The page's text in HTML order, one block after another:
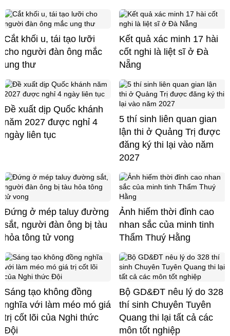
Cắt khối u, tái tạo lưỡi
cho người đàn ông mắc
ung thư
Kết quả xác minh 17 hài
cốt nghi là liệt sĩ ở Đà
Nẵng
Đề xuất dịp Quốc khánh
năm 2027 được nghỉ 4
ngày liên tục
5 thí sinh liên quan gian
lận thi ở Quảng Trị được
đăng ký thi lại vào năm
2027
Đứng ở mép taluy đường
sắt, người đàn ông bị tàu
hỏa tông tử vong
Ảnh hiếm thời đỉnh cao
nhan sắc của minh tinh
Thẩm Thuý Hằng
Sáng tạo không đồng
nghĩa với làm méo mó giá
trị cốt lõi của Nghi thức
Đội
Bộ GD&ĐT nêu lý do 328
thí sinh Chuyên Tuyên
Quang thi lại tất cả các
môn tốt nghiệp